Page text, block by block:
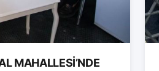
MAHALLESİ’NDE